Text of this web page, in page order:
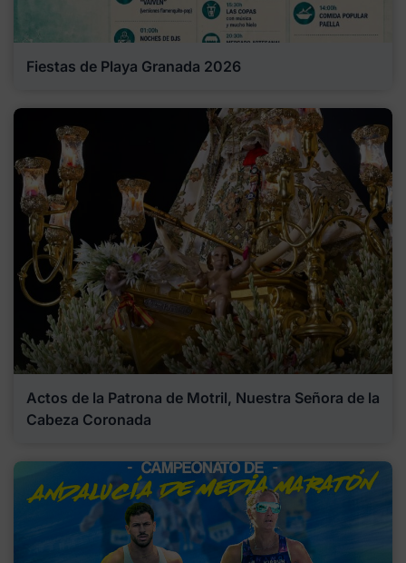
Fiestas de Playa Granada 2026
Actos de la Patrona de Motril, Nuestra Señora de la
Cabeza Coronada